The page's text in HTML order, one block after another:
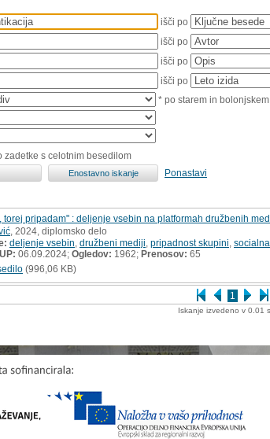
išči po
išči po
išči po
išči po
* po starem in
zadetke s celotnim besedilom
Ponastavi
1
torej pripadam" : deljenje vsebin na platformah družbenih
, 2024, diplomsko delo
deljenje vsebin družbeni mediji pripadnost skupini
06.09.2024; Ogledov: 1962; Prenosov: 65
(996,06 KB)
Iskanje izvedeno v 0.01